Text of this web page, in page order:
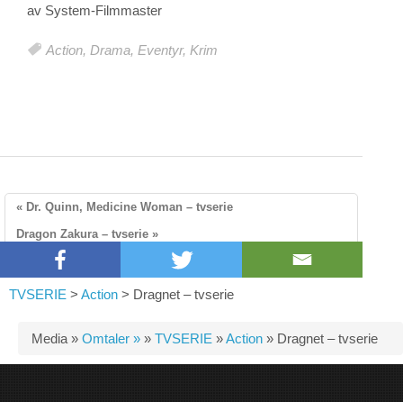
av System-Filmmaster
Action Drama Eventyr, Krim
« Dr. Quinn, Medicine Woman – tvserie
Dragon Zakura – tvserie »
TVSERIE > Action > Dragnet – tvserie
Media » Omtaler » » TVSERIE »Action » Dragnet – tvserie